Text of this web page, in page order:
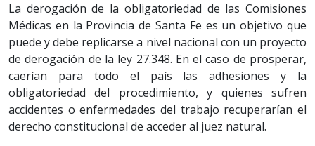
La derogación de la obligatoriedad de las Comisiones
Médicas en la Provincia de Santa Fe es un objetivo que
puede y debe replicarse a nivel nacional con un proyecto
de derogación de la ley 27.348. En el caso de prosperar,
caerían para todo el país las adhesiones y la
obligatoriedad del procedimiento, y quienes sufren
accidentes o enfermedades del trabajo recuperarían el
derecho constitucional de acceder al juez natural.